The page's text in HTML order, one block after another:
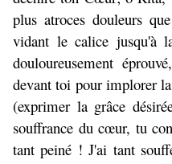
plus atroces douleurs
vidant le calice jusqu'à
douloureusement
devant toi pour implorer
(exprimer la grâce
souffrance du cœur, tu
tant peiné ! J'ai tant